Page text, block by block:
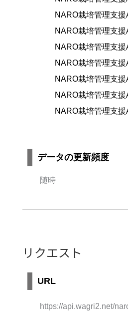
NARO栽培管理支
NARO栽培管理支
NARO栽培管理支
NARO栽培管理支
NARO栽培管理支
NARO栽培管理支
NARO栽培管理支
データの更新頻度
随時
リクエスト
URL
https://api.wagri2.net/